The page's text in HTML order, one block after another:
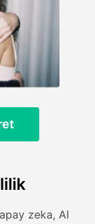
zeka, AI